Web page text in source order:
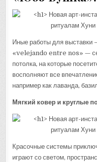
Иные работы для
«velejando entre nos» —
потолка, на которые
восполняют все
например как лаванда,
Мягкий ковер и круглые
Красочные системы
играют со светом,